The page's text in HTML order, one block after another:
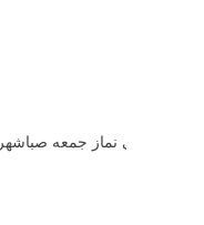
مصلی نماز جمعه صباشهر